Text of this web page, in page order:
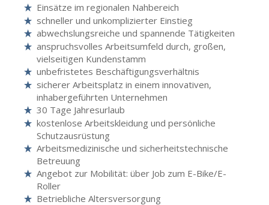
Einsätze im regionalen Nahbereich
schneller und unkomplizierter Einstieg
abwechslungsreiche und spannende Tätigkeiten
anspruchsvolles Arbeitsumfeld durch, großen,
vielseitigen Kundenstamm
unbefristetes Beschäftigungsverhältnis
sicherer Arbeitsplatz in einem innovativen,
inhabergeführten Unternehmen
30 Tage Jahresurlaub
kostenlose Arbeitskleidung und persönliche
Schutzausrüstung
Arbeitsmedizinische und sicherheitstechnische
Betreuung
Angebot zur Mobilität: über Job zum E-Bike/E-
Roller
Betriebliche Altersversorgung